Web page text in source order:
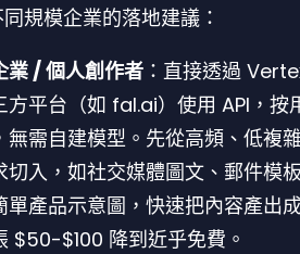
規模企業的落地建議：
業 / 個人創作者 ：直接透過
方平台（如 fal.ai）使用 API，按
無需自建模型。先從高頻、低複
切入，如社交媒體圖文、郵件模
單產品示意圖，快速把內容產出
$50-$100 降到近乎免費。